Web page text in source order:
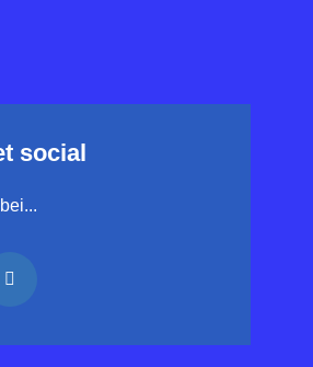
social